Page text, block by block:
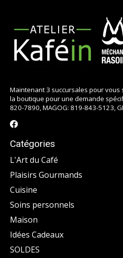
Maintenant 3 succursales pour vous
la boutique pour une demande
820-7890, MAGOG: 819-843-5123,
Catégories
L'Art du Café
Plaisirs Gourmands
Cuisine
Soins personnels
Maison
Idées Cadeaux
SOLDES